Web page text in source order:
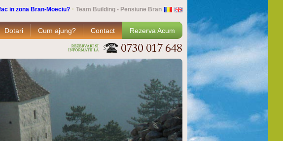
in zona Bran-Moeciu? Team Building - Pensiune Bran
Dotari Cum ajung? Contact Rezerva Acum